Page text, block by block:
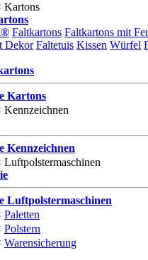
Kartons
Faltkartons Faltkartons mit
Dekor Faltetuis Kissen Würfel
Kartons
Kennzeichnen
Kennzeichnen
Luftpolstermaschinen
Luftpolstermaschinen
Paletten
Polstern
Warensicherung